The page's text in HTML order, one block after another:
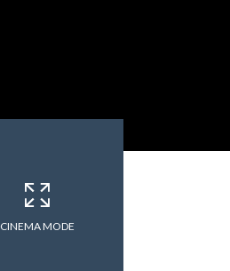
CINEMA MODE